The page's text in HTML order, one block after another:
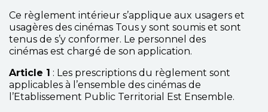
Ce règlement intérieur s’applique aux usagers et
usagères des cinémas Tous y sont soumis et sont
tenus de s’y conformer. Le personnel des
cinémas est chargé de son application.
Article 1 : Les prescriptions du règlement sont
applicables à l’ensemble des cinémas de
l’Etablissement Public Territorial Est Ensemble.